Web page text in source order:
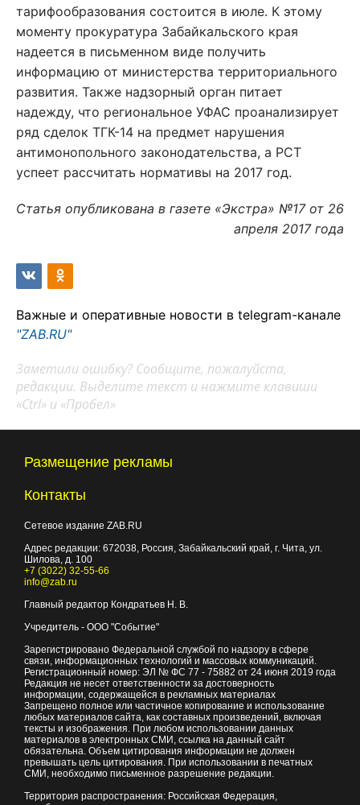
тарифообразования состоится в июле. К этому
моменту прокуратура Забайкальского края
надеется в письменном виде получить
информацию от министерства территориального
развития. Также надзорный орган питает
надежду, что региональное УФАС проанализирует
ряд сделок ТГК-14 на предмет нарушения
антимонопольного законодательства, а РСТ
успеет рассчитать нормативы на 2017 год.
Статья опубликована в газете «Экстра» №17 от 26
апреля 2017 года
Важные и оперативные новости в telegram-канале
"ZAB.RU"
Заметили ошибку? Сообщите, пожалуйста,
редакции. Выделите текст и нажмите клавиши
«Ctrl» и «Пробел»
Размещение рекламы
Контакты
Сетевое издание ZAB.RU
Адрес редакции: 672038, Россия, Забайкальский край, г. Чита, ул.
Шилова, д. 100
+7 (3022) 32-55-66
info@zab.ru
Главный редактор Кондратьев Н. В.
Учредитель - ООО "Событие"
Зарегистрировано Федеральной службой по надзору в сфере
связи, информационных технологий и массовых коммуникаций.
Регистрационный номер: ЭЛ № ФС 77 - 75882 от 24 июня 2019 года
Редакция не несет ответственности за достоверность
информации, содержащейся в рекламных материалах
Запрещено полное или частичное копирование и использование
любых материалов сайта, как составных произведений, включая
тексты и изображения. При любом использовании данных
материалов в электронных СМИ, ссылка на данный сайт
обязательна. Объем цитирования информации не должен
превышать цель цитирования. При использовании в печатных
СМИ, необходимо письменное разрешение редакции.
Территория распространения: Российская Федерация,